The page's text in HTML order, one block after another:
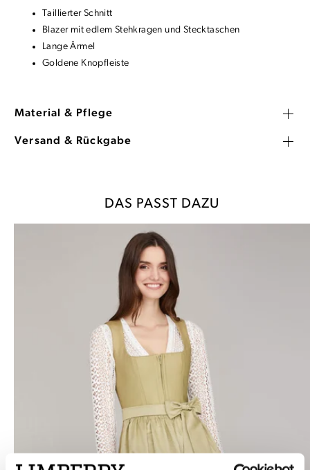
Taillierter Schnitt
Blazer mit edlem Stehkragen und Stecktaschen
Lange Ärmel
Goldene Knopfleiste
Material & Pflege
Versand & Rückgabe
DAS PASST DAZU